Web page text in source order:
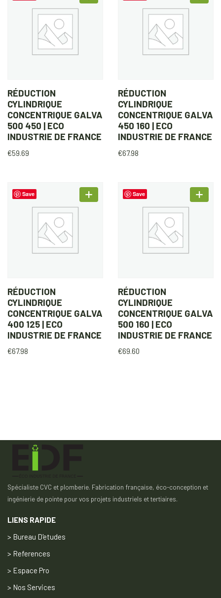
RÉDUCTION
CYLINDRIQUE
CONCENTRIQUE GALVA
500 450 | ECO
INDUSTRIE DE FRANCE
€59.69
RÉDUCTION
CYLINDRIQUE
CONCENTRIQUE GALVA
450 160 | ECO
INDUSTRIE DE FRANCE
€67.98
Save
RÉDUCTION
CYLINDRIQUE
CONCENTRIQUE GALVA
400 125 | ECO
INDUSTRIE DE FRANCE
€67.98
Save
RÉDUCTION
CYLINDRIQUE
CONCENTRIQUE GALVA
500 160 | ECO
INDUSTRIE DE FRANCE
€69.60
Spécialiste CVC et plomberie. Fabrication française, éco-conception et
ingénierie de pointe pour vos projets industriels et tertiaires.
LIENS RAPIDE
> Bureau D'etudes
> References
> Espace Pro
> Nos Services